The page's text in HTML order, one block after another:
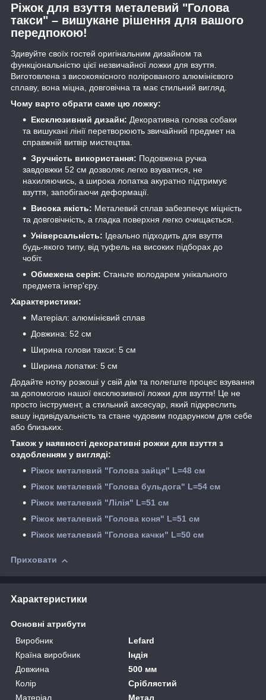
Ріжок для взуття металевий "Голова
такси" – вишукане рішення для вашого
передпокою!
Здивуйте своїх гостей оригінальним дизайном та
функціональністю цієї незвичайної ложки для взуття.
Виготовлена з високоякісного полірованого алюмінієвого
сплаву, вона міцна, довговічна та має стильний вигляд.
Чому варто обрати саме цю ложку:
Ексклюзивний дизайн: Декоративна голова собаки
та вишукані лінії перетворюють звичайний предмет на
справжній витвір мистецтва.
Зручність використання: Подовжена ручка
завдовжки 52 см дозволяє легко взуватися, не
нахиляючись, а широка лопатка акуратно підтримує
взуття, запобігаючи деформації.
Висока якість: Металевий сплав забезпечує міцність
та довговічність, а гладка поверхня легко очищається.
Універсальність: Ідеально підходить для взуття
будь-якого типу, від туфель на високих підборах до
чобіт.
Обмежена серія: Станьте володарем унікального
предмета інтер'єру.
Характеристики:
Матеріал: алюмінієвий сплав
Довжина: 52 см
Ширина голови такси: 5 см
Ширина лопатки: 5 см
Додайте нотку розкоші у свій дім та полегште процес взування
за допомогою нашої ексклюзивної ложки для взуття! Це не
просто інструмент, а стильний аксесуар, який підкреслить
вашу індивідуальність та стане чудовим подарунком для себе
або близьких.
Також у наявності декоративні рожки для взуття з
оздобленням у вигляді:
Ріжок металевий "Голова зайця" L=48 см
Ріжок металевий "Голова бульдога" L=54 см
Ріжок металевий "Лілія" L=51 см
Ріжок металевий "Голова коня" L=51 см
Ріжок металевий "Голова качки" L=50 см
Приховати
Характеристики
Основні атрибути
Виробник
Lefard
Країна виробник
Індія
Довжина
500 мм
Колір
Сріблястий
Матеріал
Метал